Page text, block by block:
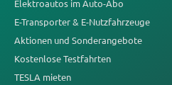
Elektroautos im Auto-Abo
E-Transporter & E-Nutzfahrzeuge
Aktionen und Sonderangebote
Kostenlose Testfahrten
TESLA mieten